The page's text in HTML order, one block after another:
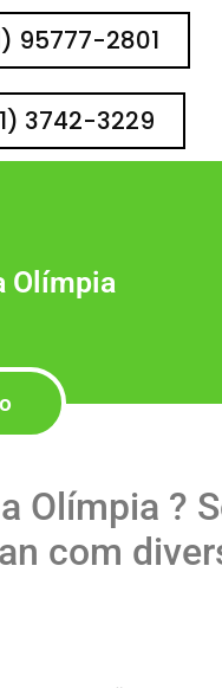
95777-2801
3742-3229
Olímpia
Olímpia ?
com